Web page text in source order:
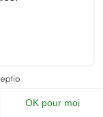
pour